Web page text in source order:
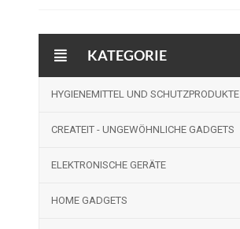
KATEGORIE
HYGIENEMITTEL UND SCHUTZPRODUKTE
CREATEIT - UNGEWÖHNLICHE GADGETS
ELEKTRONISCHE GERÄTE
HOME GADGETS